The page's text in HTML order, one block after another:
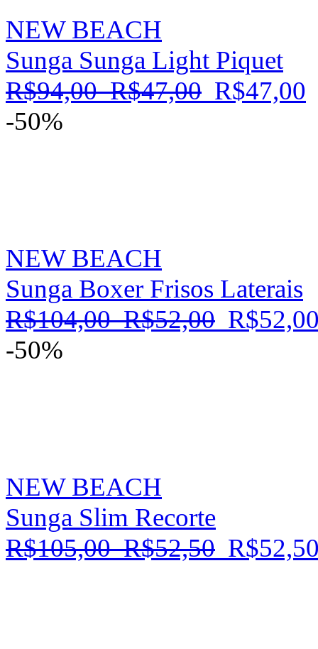
NEW BEACH
Sunga Sunga Light Piquet
R$94,00 R$47,00 R$47,00
-50%
NEW BEACH
Sunga Boxer Frisos Laterais
R$104,00 R$52,00
-50%
NEW BEACH
Sunga Slim Recorte
R$105,00 R$52,50